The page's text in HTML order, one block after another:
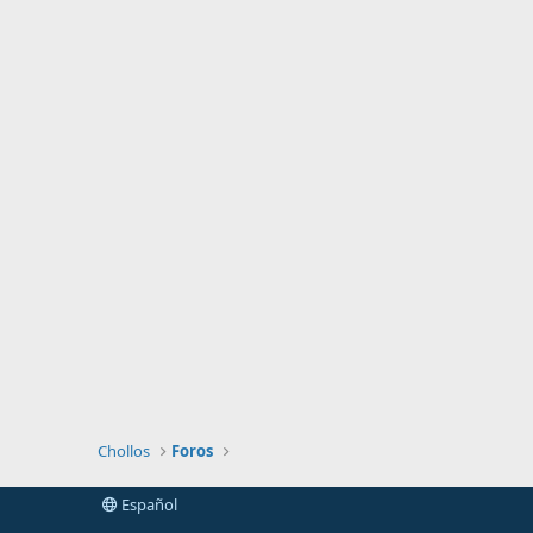
Chollos Foros
Español